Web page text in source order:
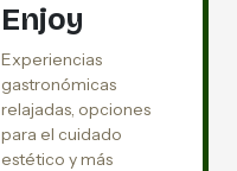
Enjoy
Experiencias
gastronómicas
relajadas, opciones
para el cuidado
estético y más